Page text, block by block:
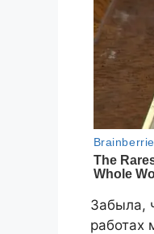
Забыла,
работах